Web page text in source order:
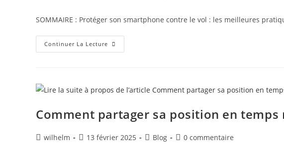
SOMMAIRE : Protéger son smartphone contre le vol : les meilleures
Continuer La Lecture
Comment partager sa position en temps
wilhelm 13 février 2025 Blog 0 commentaire